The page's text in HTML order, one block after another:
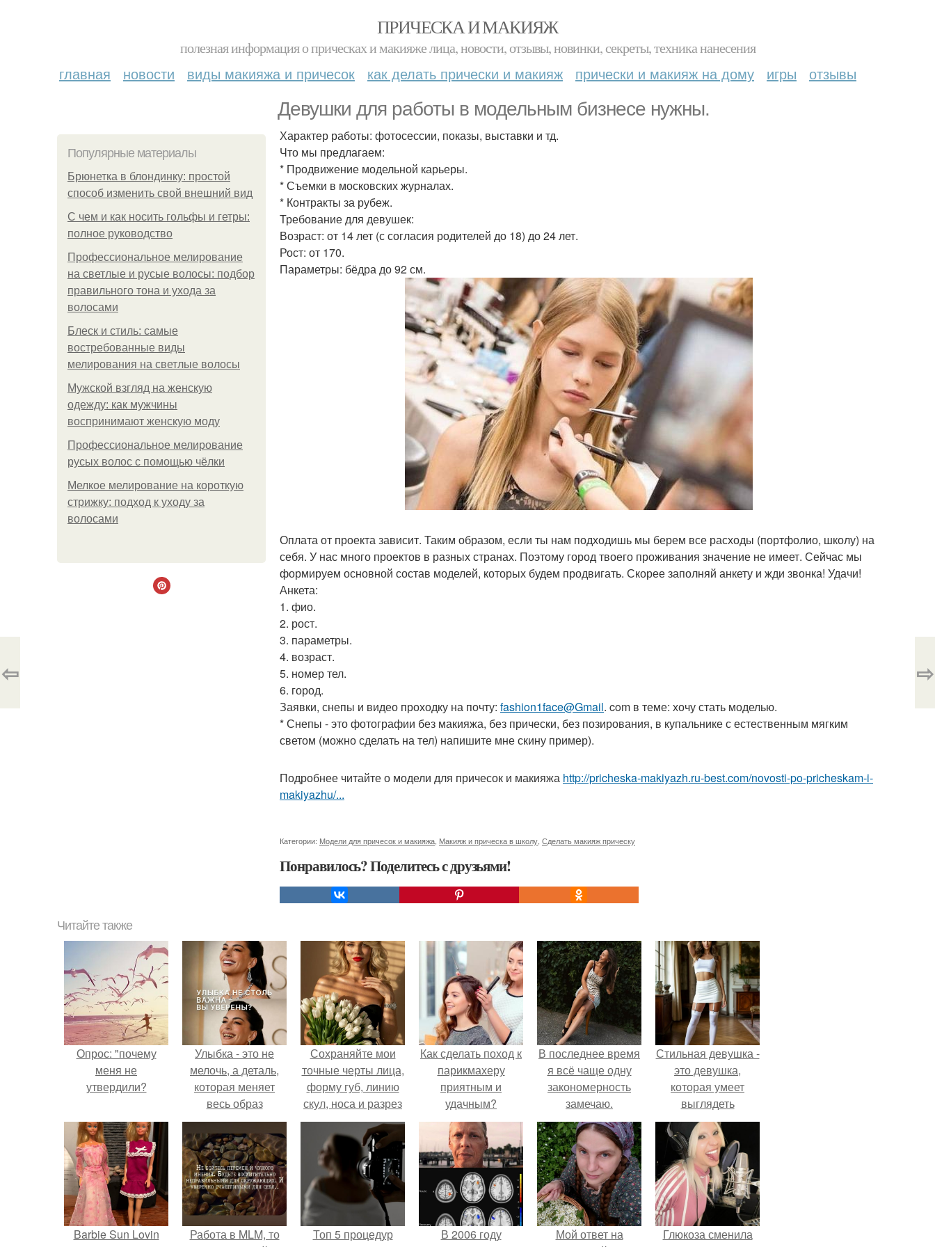
ПРИЧЕСКА И МАКИЯЖ
полезная информация о прическах и макияже лица, новости, отзывы, новинки, секреты, техника нанесения
главная новости виды макияжа и причесок как делать прически и макияж прически и макияж на дому игры отзывы
Девушки для работы в модельным бизнесе нужны.
Популярные материалы
Брюнетка в блондинку: простой
способ изменить свой внешний вид
С чем и как носить гольфы и гетры:
полное руководство
Профессиональное мелирование
на светлые и русые волосы: подбор
правильного тона и ухода за
волосами
Блеск и стиль: самые
востребованные виды
мелирования на светлые волосы
Мужской взгляд на женскую
одежду: как мужчины
воспринимают женскую моду
Профессиональное мелирование
русых волос с помощью чёлки
Мелкое мелирование на короткую
стрижку: подход к уходу за
волосами
Характер работы: фотосессии, показы, выставки и тд.
Что мы предлагаем:
* Продвижение модельной карьеры.
* Съемки в московских журналах.
* Контракты за рубеж.
Требование для девушек:
Возраст: от 14 лет (с согласия родителей до 18) до 24 лет.
Рост: от 170.
Параметры: бёдра до 92 см.
Оплата от проекта зависит. Таким образом, если ты нам подходишь мы берем все расходы (портфолио, школу) на
себя. У нас много проектов в разных странах. Поэтому город твоего проживания значение не имеет. Сейчас мы
формируем основной состав моделей, которых будем продвигать. Скорее заполняй анкету и жди звонка! Удачи!
Анкета:
1. фио.
2. рост.
3. параметры.
4. возраст.
5. номер тел.
6. город.
Заявки, снепы и видео проходку на почту: fashion1face@Gmail. com в теме: хочу стать моделью.
* Снепы - это фотографии без макияжа, без прически, без позирования, в купальнике с естественным мягким
светом (можно сделать на тел) напишите мне скину пример).
Подробнее читайте о модели для причесок и макияжа http://pricheska-makiyazh.ru-best.com/novosti-po-pricheskam-i-
makiyazhu/...
Категории: Модели для причесок и макияжа Макияж и прическа в школу Сделать макияж прическу
Понравилось? Поделитесь с друзьями!
⇦ ⇨
Читайте также
Опрос: "почему
меня не
утвердили?
Улыбка - это не
мелочь, а деталь,
которая меняет
весь образ
человека.
Сохраняйте мои
точные черты лица,
форму губ, линию
скул, носа и разрез
глаз.
Как сделать поход к
парикмахеру
приятным и
удачным?
В последнее время
я всё чаще одну
закономерность
замечаю.
Стильная девушка -
это девушка,
которая умеет
выглядеть
привлекательно и
элегантно в любои
ситуации.
Barbie Sun Lovin
Работа в MLM, то
Топ 5 процедур
В 2006 году
Мой ответ на
Глюкоза сменила